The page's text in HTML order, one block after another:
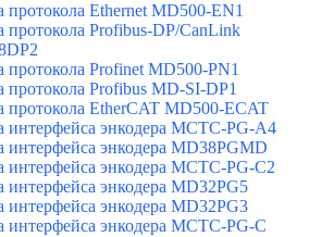
протокола Ethernet MD500-EN1
протокола Profibus-DP/CanLink
протокола Profinet MD500-PN1
протокола Profibus MD-SI-DP1
протокола EtherCAT MD500-ECAT
интерфейса энкодера MCTC-PG-A4
интерфейса энкодера MD38PGMD
интерфейса энкодера MCTC-PG-C2
интерфейса энкодера MD32PG5
интерфейса энкодера MD32PG3
интерфейса энкодера MCTC-PG-C